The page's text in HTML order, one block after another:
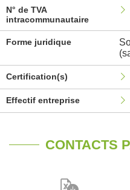
N° de TVA
intracommunautaire
Forme juridique
Certification(s)
Effectif entreprise
CONTACTS